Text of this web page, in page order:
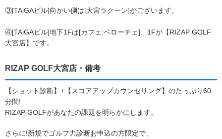
③[TAiGAビル]向かい側は[大宮ラクーン]がございます。
④[TAiGAビル]地下1Fは[カフェ:ベローチェ]、1Fが【RIZAP GOLF
大宮店】です。
RIZAP GOLF大宮店・備考
【ショット診断】+【スコアアップカウンセリング】のたっぷり60
分間!
RIZAP GOLFがあなたの課題を明らかにします。
さらに!新規でゴルフ力診断お申込の方限定で、